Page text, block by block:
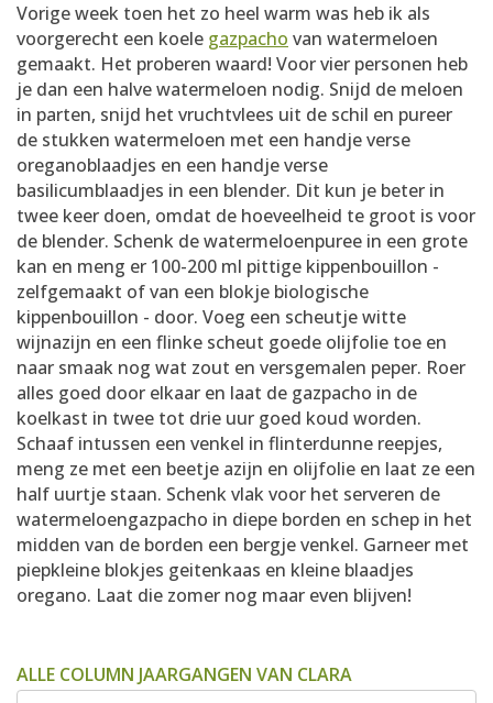
Vorige week toen het zo heel warm was heb ik als
voorgerecht een koele gazpacho van watermeloen
gemaakt. Het proberen waard! Voor vier personen heb
je dan een halve watermeloen nodig. Snijd de meloen
in parten, snijd het vruchtvlees uit de schil en pureer
de stukken watermeloen met een handje verse
oreganoblaadjes en een handje verse
basilicumblaadjes in een blender. Dit kun je beter in
twee keer doen, omdat de hoeveelheid te groot is voor
de blender. Schenk de watermeloenpuree in een grote
kan en meng er 100-200 ml pittige kippenbouillon -
zelfgemaakt of van een blokje biologische
kippenbouillon - door. Voeg een scheutje witte
wijnazijn en een flinke scheut goede olijfolie toe en
naar smaak nog wat zout en versgemalen peper. Roer
alles goed door elkaar en laat de gazpacho in de
koelkast in twee tot drie uur goed koud worden.
Schaaf intussen een venkel in flinterdunne reepjes,
meng ze met een beetje azijn en olijfolie en laat ze een
half uurtje staan. Schenk vlak voor het serveren de
watermeloengazpacho in diepe borden en schep in het
midden van de borden een bergje venkel. Garneer met
piepkleine blokjes geitenkaas en kleine blaadjes
oregano. Laat die zomer nog maar even blijven!
ALLE COLUMN JAARGANGEN VAN CLARA